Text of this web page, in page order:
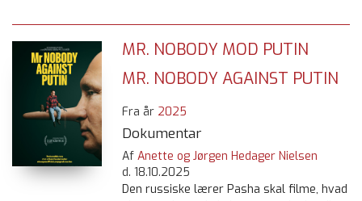
MR. NOBODY MOD PUTIN
MR. NOBODY AGAINST PUTIN
Fra år 2025
Dokumentar
Af Anette og Jørgen Hedager Nielsen
d. 18.10.2025
Den russiske lærer Pasha skal filme, hvad